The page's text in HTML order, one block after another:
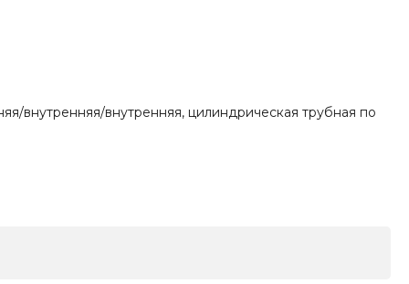
внутренняя/внутренняя, цилиндрическая трубная по